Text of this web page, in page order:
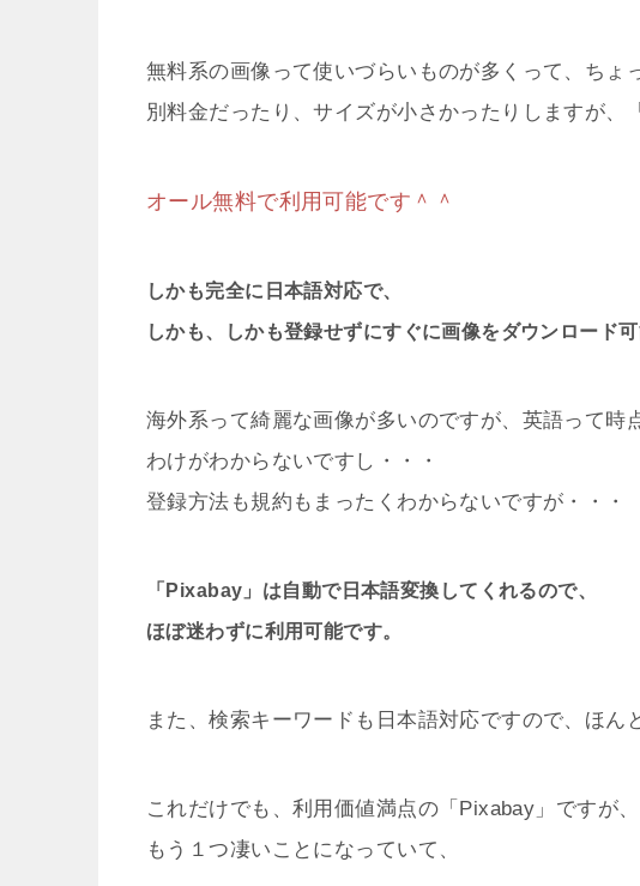
無料系の画像って使いづらいものが多くって、ちょ
別料金だったり、サイズが小さかったりしますが、
オール無料で利用可能です＾＾
しかも完全に日本語対応で、
しかも、しかも登録せずにすぐに画像をダウンロード可
海外系って綺麗な画像が多いのですが、英語って時
わけがわからないですし・・・
登録方法も規約もまったくわからないですが・・・
「Pixabay」は自動で日本語変換してくれるので、
ほぼ迷わずに利用可能です。
また、検索キーワードも日本語対応ですので、ほん
これだけでも、利用価値満点の「Pixabay」ですが、
もう１つ凄いことになっていて、